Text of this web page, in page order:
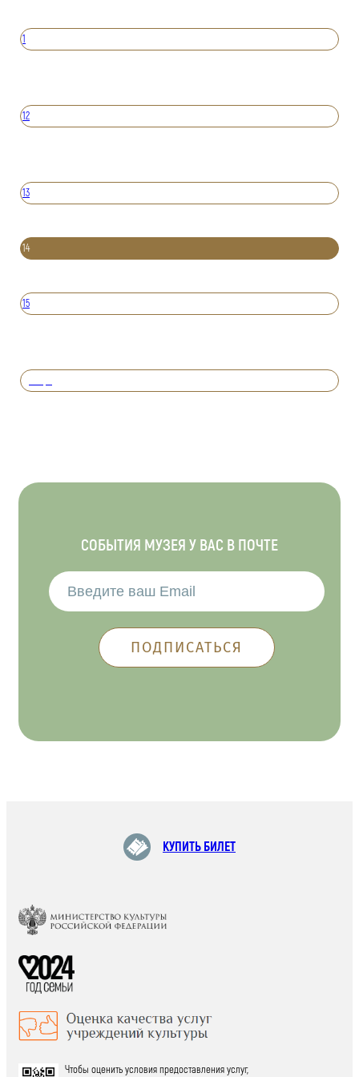
1
12
13
14
15
СОБЫТИЯ МУЗЕЯ У ВАС В ПОЧТЕ
КУПИТЬ БИЛЕТ
Чтобы оценить условия предоставления услуг,